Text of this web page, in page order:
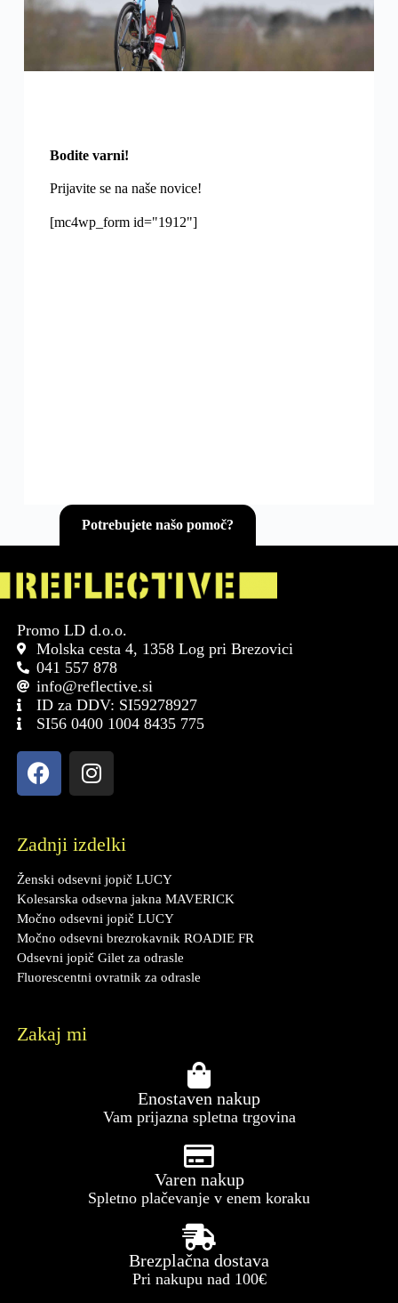
Bodite varni!
Prijavite se na naše novice!
[mc4wp_form id="1912"]
Potrebujete našo pomoč?
Promo LD d.o.o.
Molska cesta 4, 1358 Log pri Brezovici
041 557 878
info@reflective.si
ID za DDV: SI59278927
SI56 0400 1004 8435 775
Zadnji izdelki
Ženski odsevni jopič LUCY
Kolesarska odsevna jakna MAVERICK
Močno odsevni jopič LUCY
Močno odsevni brezrokavnik ROADIE FR
Odsevni jopič Gilet za odrasle
Fluorescentni ovratnik za odrasle
Zakaj mi
Enostaven nakup
Vam prijazna spletna trgovina
Varen nakup
Spletno plačevanje v enem koraku
Brezplačna dostava
Pri nakupu nad 100€